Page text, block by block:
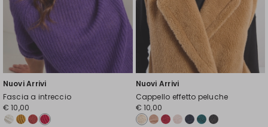
Nuovi Arrivi
Fascia a intreccio
€ 10,00
Nuovi Arrivi
Cappello effetto peluche
€ 10,00